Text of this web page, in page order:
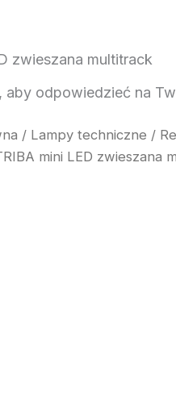
zwieszana multitrack
aby odpowiedzieć na
/ Lampy techniczne /
mini LED zwieszana